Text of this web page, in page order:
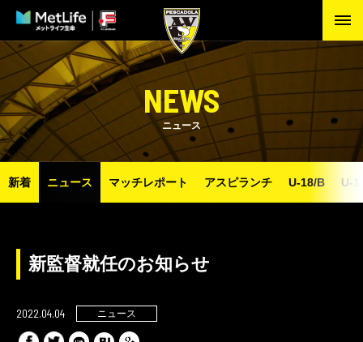
NEWS
ニュース
新着 ニュース マッチレポート アスピランチ U-18/B U-
新監督就任のお知らせ
2022.04.04 ニュース